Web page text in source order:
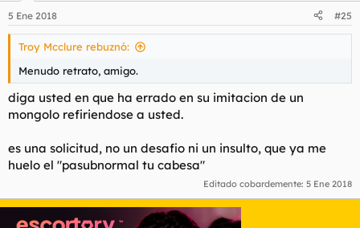
5 Ene 2018 #25
Troy Mcclure rebuznó:
Menudo retrato, amigo.
diga usted en que ha errado en su imitacion de un
mongolo refiriendose a usted.
es una solicitud, no un desafio ni un insulto, que ya me
huelo el "pasubnormal tu cabesa"
Editado cobardemente: 5 Ene 2018